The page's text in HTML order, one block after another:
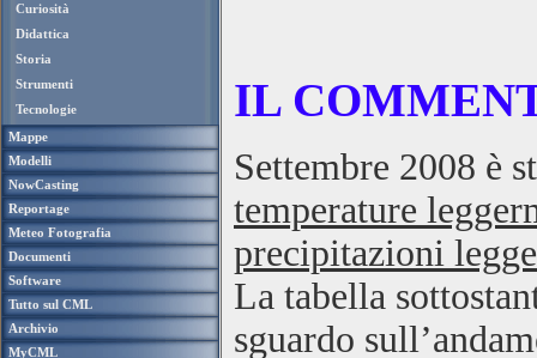
Curiosità
Didattica
Storia
Strumenti
Tecnologie
Mappe
Modelli
NowCasting
Reportage
Meteo Fotografia
Documenti
Software
Tutto sul CML
Archivio
MyCML
IL
Settembre 2008 è
temperature
precipitazioni
La tabella
sguardo